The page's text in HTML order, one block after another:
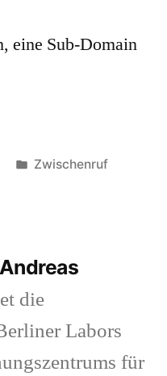
eine Sub-Domain
Veröffentlicht
Zwischenruf
die
Labors
für